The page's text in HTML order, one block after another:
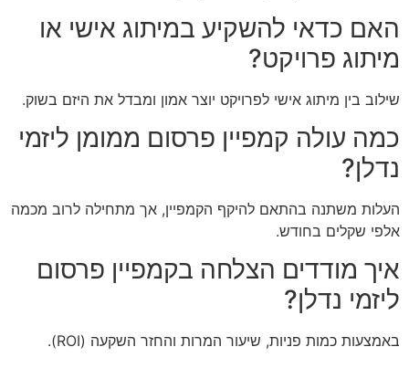
האם כדאי להשקיע במיתוג אישי או
מיתוג פרויקט?
שילוב בין מיתוג אישי לפרויקט יוצר אמון ומבדל את היזם בשוק.
כמה עולה קמפיין פרסום ממומן ליזמי
נדלן?
העלות משתנה בהתאם להיקף הקמפיין, אך מתחילה לרוב מכמה
אלפי שקלים בחודש.
איך מודדים הצלחה בקמפיין פרסום
ליזמי נדלן?
באמצעות כמות פניות, שיעור המרות והחזר השקעה (ROI).